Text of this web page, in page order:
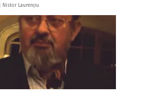
Nistor Laurențiu